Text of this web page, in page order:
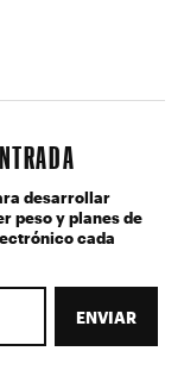
desarrollar
peso y planes de
cada
ENVIAR